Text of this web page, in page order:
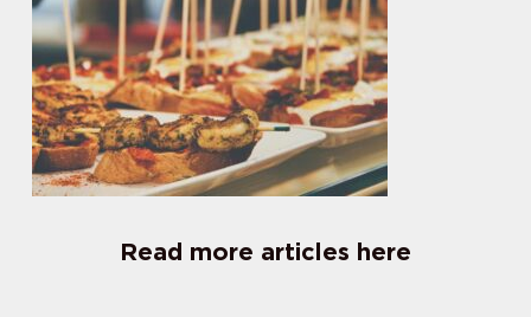
Read more articles here